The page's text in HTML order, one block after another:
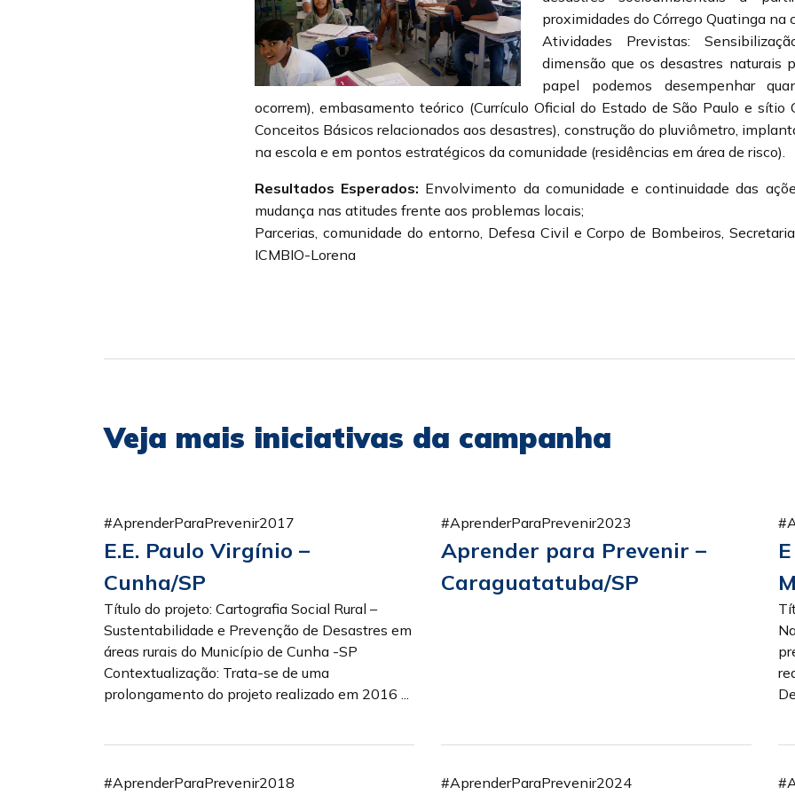
proximidades do Córrego Quatinga na
Atividades Previstas:
dimensão que os desastres naturais
papel podemos desempenhar
ocorrem), embasamento teórico (Currículo Oficial do Estado de São Paulo e sítio
Conceitos Básicos relacionados aos desastres), construção do pluviômetro,
na escola e em pontos estratégicos da comunidade (residências em área de risco).
Resultados Esperados: Envolvimento da comunidade e continuidade das
mudança nas atitudes frente aos problemas locais;
Parcerias, comunidade do entorno, Defesa Civil e Corpo de Bombeiros,
ICMBIO-Lorena
Veja mais iniciativas da campanha
#AprenderParaPrevenir2017
E.E. Paulo Virgínio –
Cunha/SP
Título do projeto: Cartografia Social Rural –
Sustentabilidade e Prevenção de Desastres em
áreas rurais do Município de Cunha -SP
Contextualização: Trata-se de uma
prolongamento do projeto realizado em 2016 ...
#AprenderParaPrevenir2023
Aprender para Prevenir –
Caraguatatuba/SP
#AprenderParaPrevenir2018 #AprenderParaPrevenir2024